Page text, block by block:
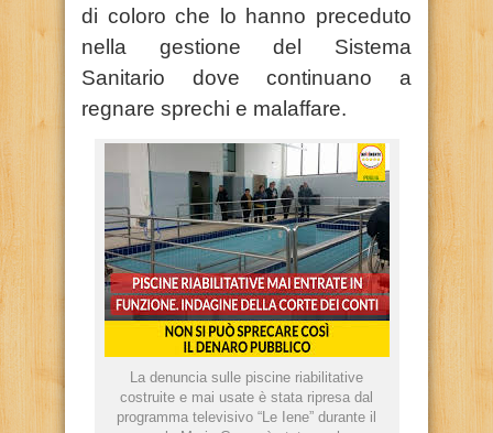
di coloro che lo hanno preceduto
nella gestione del Sistema
Sanitario dove continuano a
regnare sprechi e malaffare.
La denuncia sulle piscine riabilitative
costruite e mai usate è stata ripresa dal
programma televisivo “Le Iene” durante il